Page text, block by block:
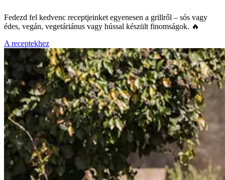
Fedezd fel kedvenc receptjeinket egyenesen a grillről – sós vagy
édes, vegán, vegetáriánus vagy hússal készült finomságok. 🔥
A receptekhez